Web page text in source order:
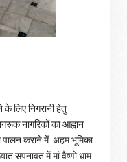
लिए निगरानी हेतु
नागरिकों का आह्वान
पालन कराने में अहम भूमिका
सपनावत में मां वैष्णो धाम